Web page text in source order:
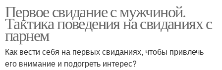
Первое свидание с мужчиной.
Тактика поведения на свиданиях с
парнем
Как вести себя на первых свиданиях, чтобы привлечь
его внимание и подогреть интерес?